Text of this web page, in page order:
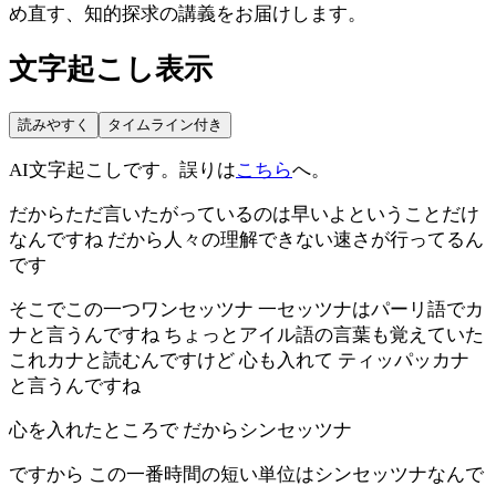
め直す、知的探求の講義をお届けします。
文字起こし表示
読みやすく タイムライン付き
AI文字起こしです。誤りはこちらへ。
だからただ言いたがっているのは早いよということだけ
なんですね だから人々の理解できない速さが行ってるん
です
そこでこの一つワンセッツナ 一セッツナはパーリ語でカ
ナと言うんですね ちょっとアイル語の言葉も覚えていた
これカナと読むんですけど 心も入れて ティッパッカナ
と言うんですね
心を入れたところで だからシンセッツナ
ですから この一番時間の短い単位はシンセッツナなんで